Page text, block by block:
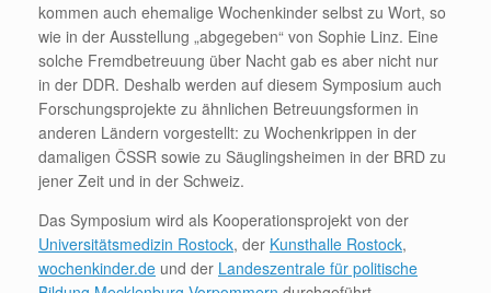
kommen auch ehemalige Wochenkinder selbst zu Wort, so
wie in der Ausstellung „abgegeben“ von Sophie Linz. Eine
solche Fremdbetreuung über Nacht gab es aber nicht nur
in der DDR. Deshalb werden auf diesem Symposium auch
Forschungsprojekte zu ähnlichen Betreuungsformen in
anderen Ländern vorgestellt: zu Wochenkrippen in der
damaligen ČSSR sowie zu Säuglingsheimen in der BRD zu
jener Zeit und in der Schweiz.
Das Symposium wird als Kooperationsprojekt von der
Universitätsmedizin Rostock, der Kunsthalle Rostock,
wochenkinder.de und der Landeszentrale für politische